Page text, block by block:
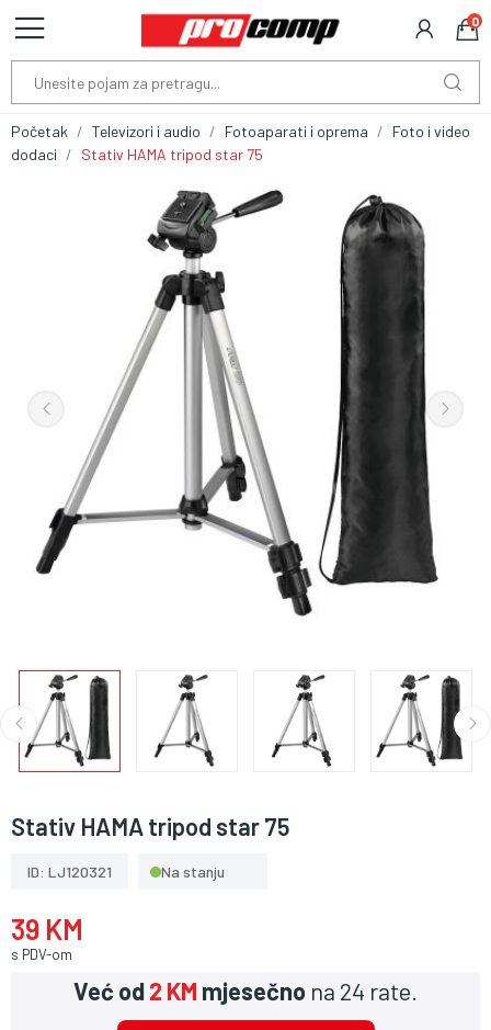
0
Početak Televizori i audio Fotoaparati i oprema
Foto i video
dodaci
Stativ HAMA tripod star 75
Stativ HAMA tripod star 75
ID: LJ120321 Na stanju
39 KM
s PDV-om
Već od2 KM mjesečno na 24 rate.